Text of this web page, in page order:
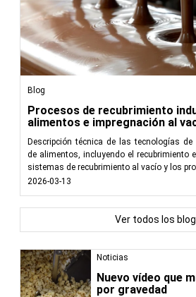
Noticias
Nuevo vídeo que
por gravedad
Blog
Procesos de recubrimiento
alimentos e impregnación al
Descripción técnica de las tecnologías de
de alimentos, incluyendo el recubrimiento
sistemas de recubrimiento al vacío y los
2026-03-13
Ver todos los